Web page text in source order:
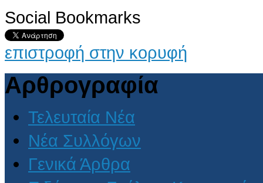
Social Bookmarks
επιστροφή στην κορυφή
Αρθρογραφία
Τελευταία Νέα
Νέα Συλλόγων
Γενικά Άρθρα